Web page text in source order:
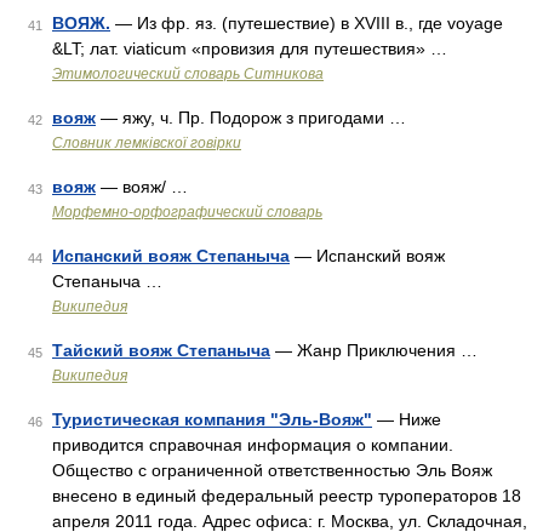
41 ВОЯЖ. — Из фр. яз. (путешествие) в XVIII в., где voyage
&LT; лат. viaticum «провизия для путешествия» …
Этимологический словарь Ситникова
42 вояж — яжу, ч. Пр. Подорож з пригодами …
Словник лемківскої говірки
43 вояж — вояж/ …
Морфемно-орфографический словарь
44 Испанский вояж Степаныча — Испанский вояж
Степаныча …
Википедия
45 Тайский вояж Степаныча — Жанр Приключения …
Википедия
46 Туристическая компания "Эль-Вояж" — Ниже
приводится справочная информация о компании.
Общество с ограниченной ответственностью Эль Вояж
внесено в единый федеральный реестр туроператоров 18
апреля 2011 года. Адрес офиса: г. Москва, ул. Складочная,